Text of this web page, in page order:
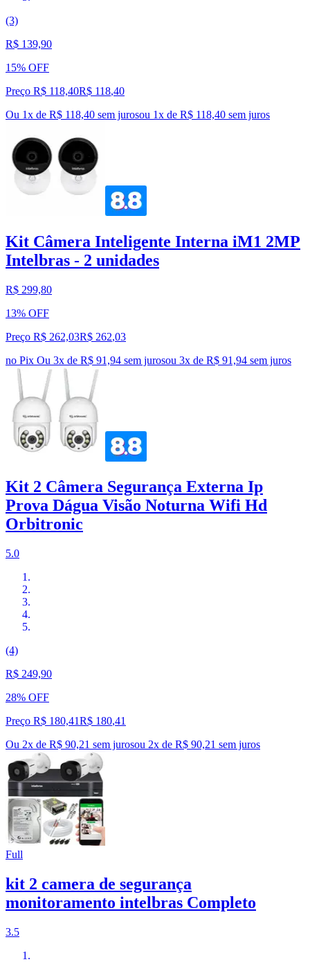
(3)
R$ 139,90
15% OFF
Preço R$ 118,40R$ 118,40
Ou 1x de R$ 118,40 sem jurosou 1x de R$ 118,40 sem juros
Kit Câmera Inteligente Interna iM1 2MP
Intelbras - 2 unidades
R$ 299,80
13% OFF
Preço R$ 262,03R$ 262,03
no Pix Ou 3x de R$ 91,94 sem jurosou 3x de R$ 91,94 sem juros
Kit 2 Câmera Segurança Externa Ip
Prova Dágua Visão Noturna Wifi Hd
Orbitronic
5.0
(4)
R$ 249,90
28% OFF
Preço R$ 180,41R$ 180,41
Ou 2x de R$ 90,21 sem jurosou 2x de R$ 90,21 sem juros
Full
kit 2 camera de segurança
monitoramento intelbras Completo
3.5